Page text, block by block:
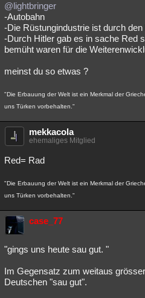
@lightbringer
-Autobahn
-Die Rüstungindustrie ist durch
-Durch Hitler gab es in sache Red
bemüht waren für die
meinst du so etwas ?
"Die Erbauung der Welt ist ein Merkmal der
uns Türken vorbehalten."
mekkacola
ehemaliges Mitglied
Red= Rad
"Die Erbauung der Welt ist ein Merkmal der
uns Türken vorbehalten."
case_77
"gings uns heute sau gut. "
Im Gegensatz zum weitaus
Deutschen "sau gut".